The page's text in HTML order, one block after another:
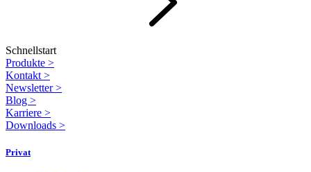
Schnellstart
Produkte >
Kontakt >
Newsletter>
Blog >
Karriere >
Downloads >
Privat